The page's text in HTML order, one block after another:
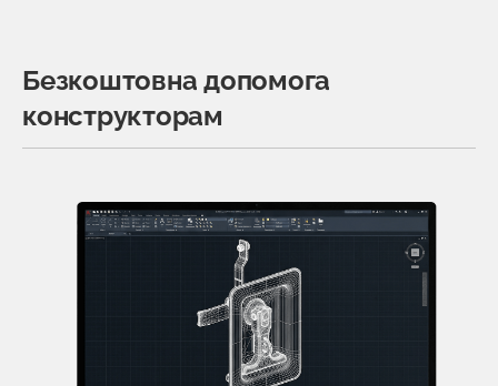
Безкоштовна допомога
конструкторам